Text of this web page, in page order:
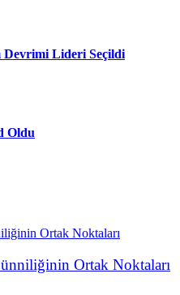
Devrimi Lideri Seçildi
Oldu
Ortak Noktaları